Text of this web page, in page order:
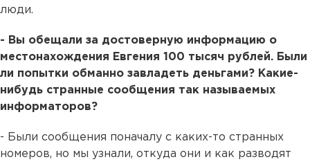
люди.
- Вы обещали за достоверную информацию о
местонахождения Евгения 100 тысяч рублей. Были
ли попытки обманно завладеть деньгами? Какие-
нибудь странные сообщения так называемых
информаторов?
- Были сообщения поначалу с каких-то странных
номеров, но мы узнали, откуда они и как разводят